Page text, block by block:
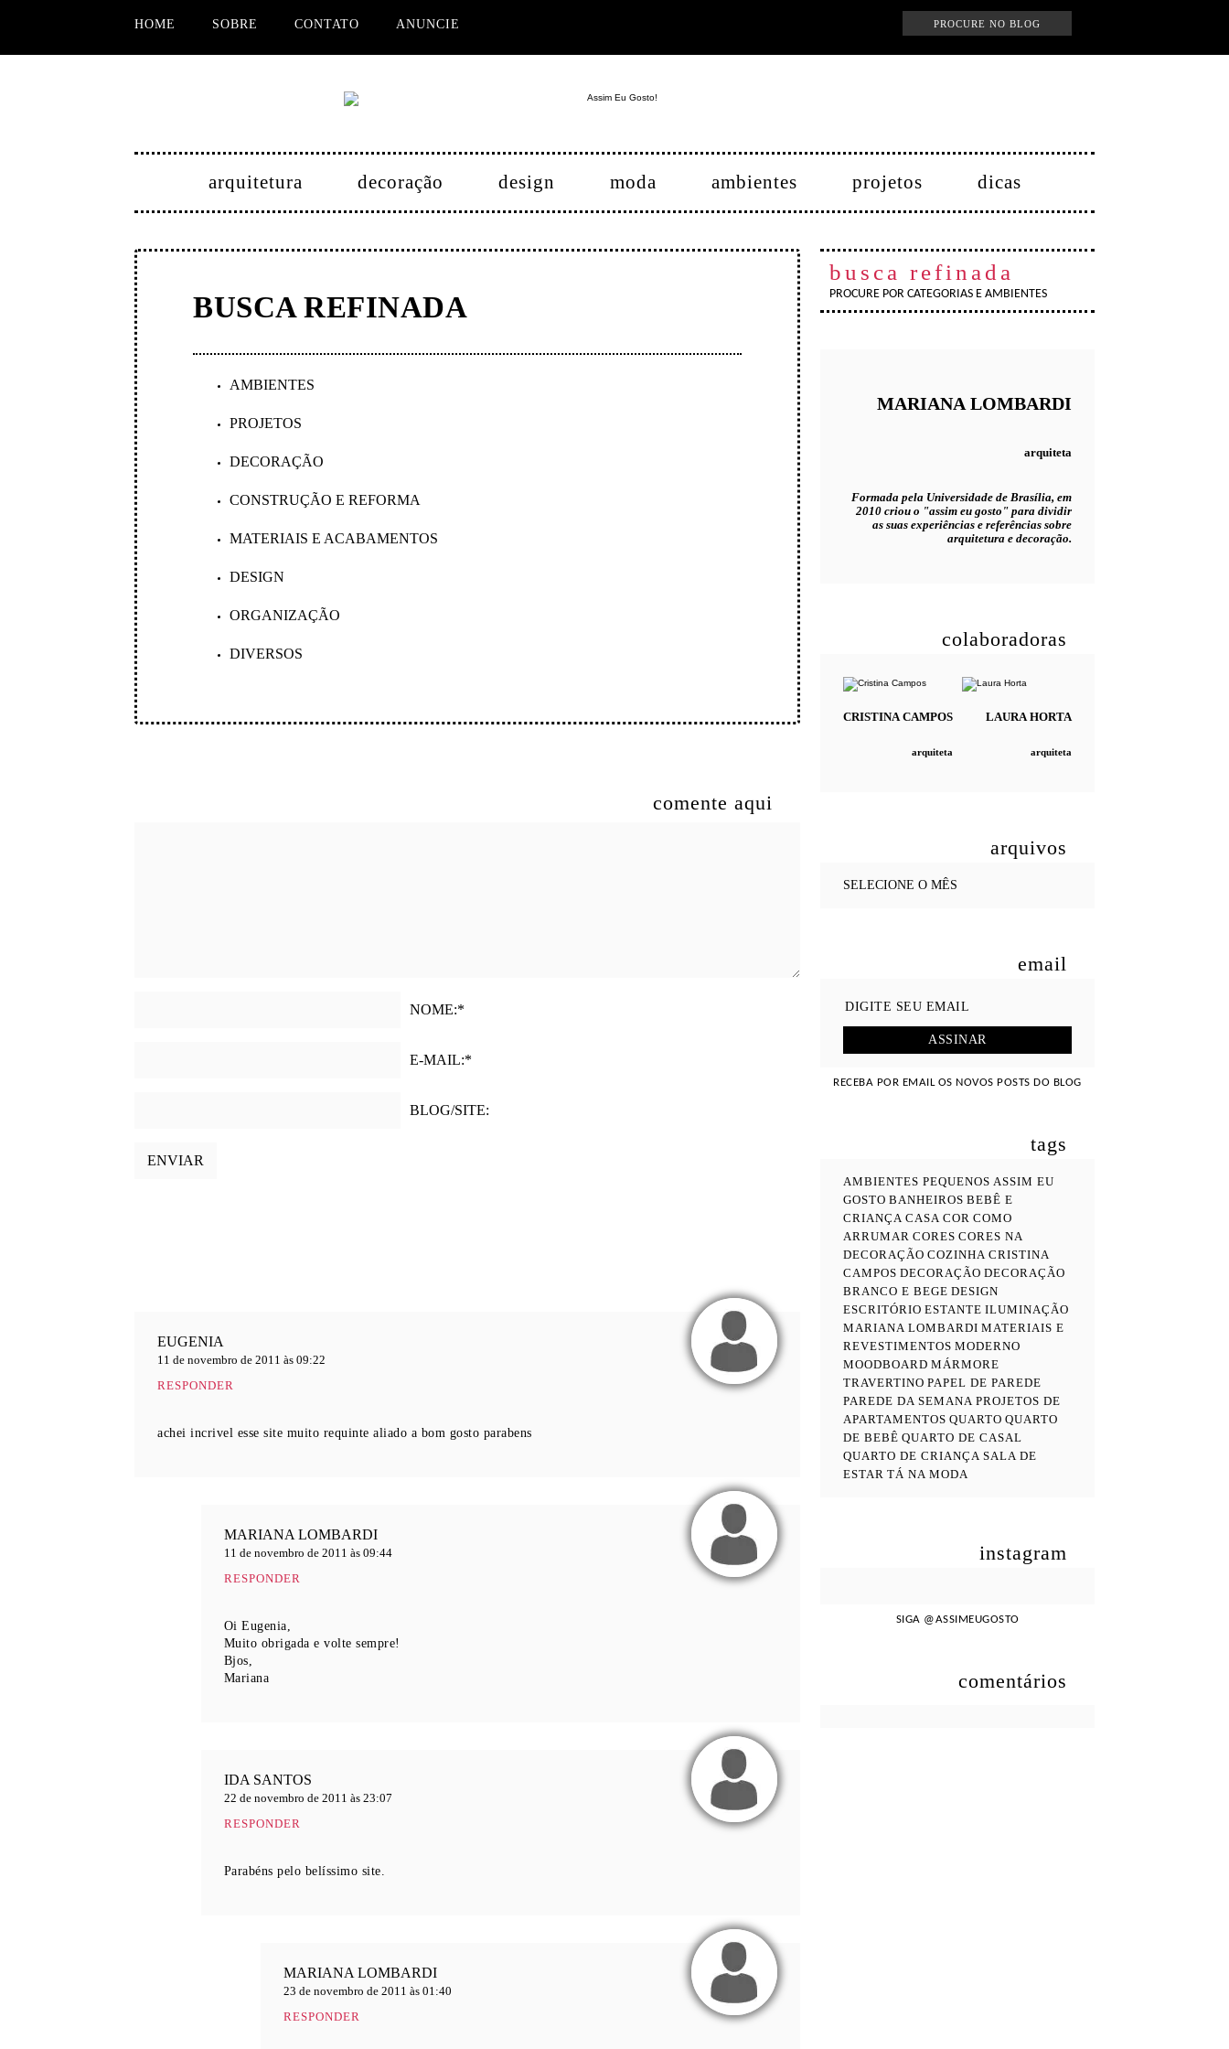
HOME SOBRE CONTATO ANUNCIE
arquitetura decoração design moda ambientes projetos dicas
BUSCA REFINADA
AMBIENTES
PROJETOS
DECORAÇÃO
CONSTRUÇÃO E REFORMA
MATERIAIS E ACABAMENTOS
DESIGN
ORGANIZAÇÃO
DIVERSOS
comente aqui
NOME:*
E-MAIL:*
BLOG/SITE:
EUGENIA
11 de novembro de 2011 às 09:22
RESPONDER
achei incrivel esse site muito requinte aliado a bom gosto parabens
MARIANA LOMBARDI
11 de novembro de 2011 às 09:44
RESPONDER
Oi Eugenia,
Muito obrigada e volte sempre!
Bjos,
Mariana
IDA SANTOS
22 de novembro de 2011 às 23:07
RESPONDER
Parabéns pelo belíssimo site.
MARIANA LOMBARDI
23 de novembro de 2011 às 01:40
RESPONDER
busca refinada
PROCURE POR CATEGORIAS E AMBIENTES
MARIANA LOMBARDI
arquiteta
Formada pela Universidade de Brasília, em
2010 criou o "assim eu gosto" para dividir
as suas experiências e referências sobre
arquitetura e decoração.
colaboradoras
CRISTINACAMPOS
arquiteta
LAURAHORTA
arquiteta
arquivos
email
RECEBA POR EMAIL OS NOVOS POSTS DO BLOG
tags
AMBIENTES PEQUENOS ASSIM EU
GOSTO BANHEIROS BEBÊ E
CRIANÇA CASA COR COMO
ARRUMAR CORES CORES NA
DECORAÇÃO COZINHA CRISTINA
CAMPOS DECORAÇÃO DECORAÇÃO
BRANCO E BEGE DESIGN
ESCRITÓRIO ESTANTE ILUMINAÇÃO
MARIANA LOMBARDI MATERIAIS E
REVESTIMENTOS MODERNO
MOODBOARD MÁRMORE
TRAVERTINO PAPEL DE PAREDE
PAREDE DA SEMANA PROJETOS DE
APARTAMENTOS QUARTO QUARTO
DE BEBÊ QUARTO DE CASAL
QUARTO DE CRIANÇA SALA DE
ESTAR TÁ NA MODA
instagram
SIGA @ASSIMEUGOSTO
comentários